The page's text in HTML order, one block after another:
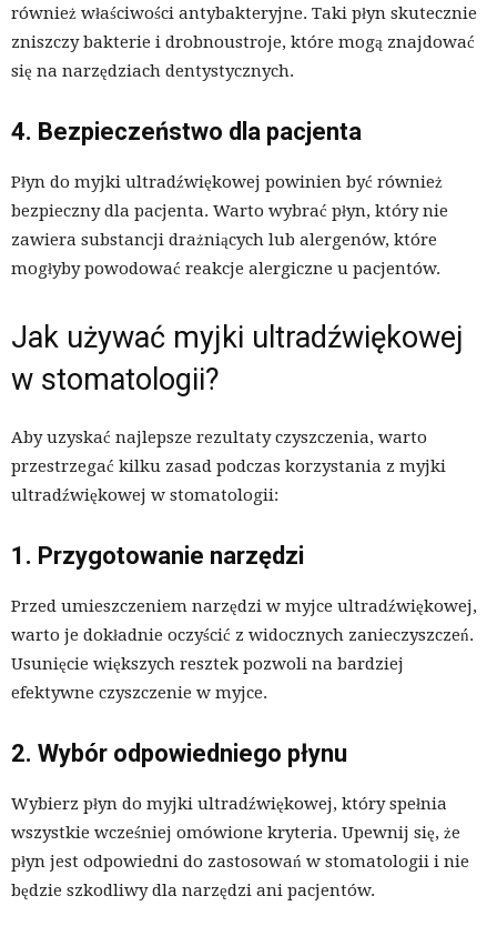
również właściwości antybakteryjne. Taki płyn skutecznie
zniszczy bakterie i drobnoustroje, które mogą znajdować
się na narzędziach dentystycznych.
4. Bezpieczeństwo dla pacjenta
Płyn do myjki ultradźwiękowej powinien być również
bezpieczny dla pacjenta. Warto wybrać płyn, który nie
zawiera substancji drażniących lub alergenów, które
mogłyby powodować reakcje alergiczne u pacjentów.
Jak używać myjki ultradźwiękowej
w stomatologii?
Aby uzyskać najlepsze rezultaty czyszczenia, warto
przestrzegać kilku zasad podczas korzystania z myjki
ultradźwiękowej w stomatologii:
1. Przygotowanie narzędzi
Przed umieszczeniem narzędzi w myjce ultradźwiękowej,
warto je dokładnie oczyścić z widocznych zanieczyszczeń.
Usunięcie większych resztek pozwoli na bardziej
efektywne czyszczenie w myjce.
2. Wybór odpowiedniego płynu
Wybierz płyn do myjki ultradźwiękowej, który spełnia
wszystkie wcześniej omówione kryteria. Upewnij się, że
płyn jest odpowiedni do zastosowań w stomatologii i nie
będzie szkodliwy dla narzędzi ani pacjentów.